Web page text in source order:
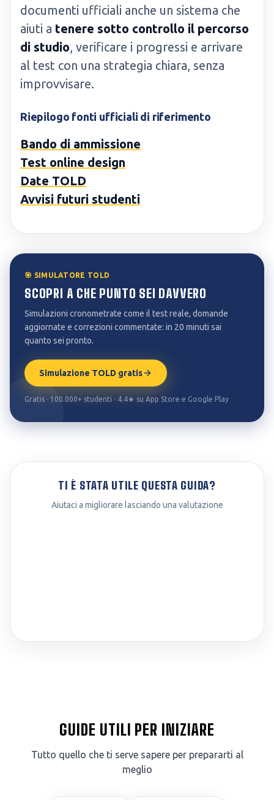
documenti ufficiali anche un sistema che
aiuti a tenere sotto controllo il percorso
di studio, verificare i progressi e arrivare
al test con una strategia chiara, senza
improvvisare.
Riepilogo fonti ufficiali di riferimento
Bando di ammissione
Test online design
Date TOLD
Avvisi futuri studenti
🎯 SIMULATORE TOLD
SCOPRI A CHE PUNTO SEI DAVVERO
Simulazioni cronometrate come il test reale, domande
aggiornate e correzioni commentate: in 20 minuti sai
quanto sei pronto.
Simulazione TOLD gratis
Gratis · 100.000+ studenti · 4.4★ su App Store e Google Play
TI È STATA UTILE QUESTA GUIDA?
Aiutaci a migliorare lasciando una valutazione
GUIDE UTILI PER INIZIARE
Tutto quello che ti serve sapere per prepararti al
meglio